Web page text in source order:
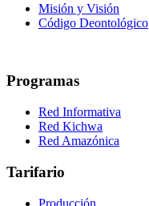
Misión y Visión
Código Deontológico
Programas
Red Informativa
Red Kichwa
Red Amazónica
Tarifario
Producción